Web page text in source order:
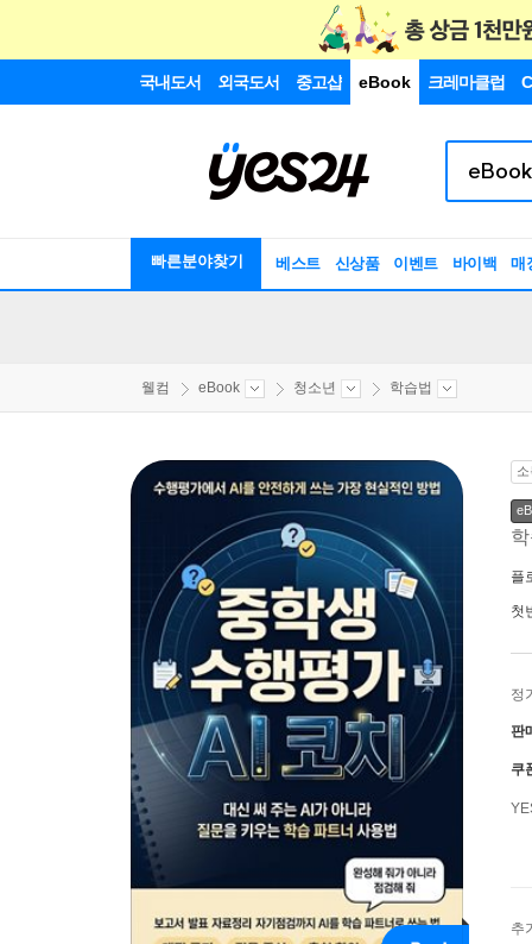
국내도서 외국도서 중고샵 eBook 크레마클럽
빠른분야찾기 베스트 신상품 이벤트 바이백 매
웰컴 eBook 청소년 학습법
플
첫
정
판
쿠
추